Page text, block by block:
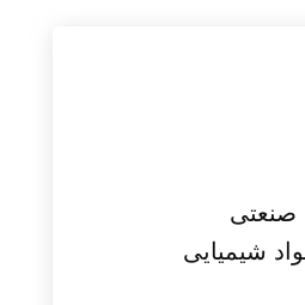
صنعتی
شیمیایی